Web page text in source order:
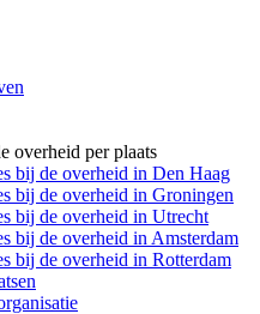
overheid per plaats
bij de overheid in Den Haag
bij de overheid in Groningen
bij de overheid in Utrecht
bij de overheid in Amsterdam
bij de overheid in Rotterdam